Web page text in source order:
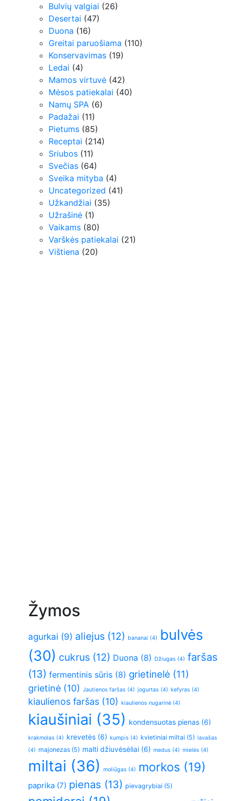
Bulvių valgiai (26)
Desertai (47)
Duona (16)
Greitai paruošiama (110)
Konservavimas (19)
Ledai (4)
Mamos virtuvė (42)
Mėsos patiekalai (40)
Namų SPA (6)
Padažai (11)
Pietums (85)
Receptai (214)
Sriubos (11)
Svečias (64)
Sveika mityba (4)
Uncategorized (41)
Užkandžiai (35)
Užrašinė (1)
Vaikams (80)
Varškės patiekalai (21)
Vištiena (20)
Žymos
agurkai (9) aliejus (12) bananai (4)
bulvės
(30) cukrus (12) Duona (8) Džiugas (4) faršas
(13) fermentinis sūris (8) grietinelė (11)
grietinė (10) Jautienos faršas (4) jogurtas (4) kefyras (4)
kiaulienos faršas (10) kiaulienos nugarinė (4)
kiaušiniai (35) kondensuotas pienas (6)
krakmolas (4) krevetės (6) kumpis (4) kvietiniai miltai (5) lavašas
(4) majonezas (5) malti džiuvėsėliai (6) medus (4) mielės (4)
miltai (36) moliūgas (4) morkos (19)
paprika (7) pienas (13) pievagrybiai (5)